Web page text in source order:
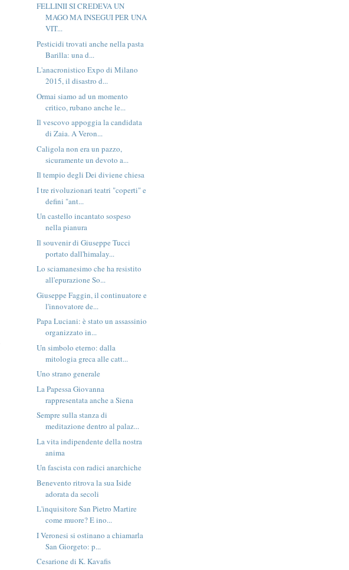
FELLINII SI CREDEVA UN
MAGO MA INSEGUI PER UNA
VIT...
Pesticidi trovati anche nella pasta
Barilla: una d...
L'anacronistico Expo di Milano
2015, il disastro d...
Ormai siamo ad un momento
critico, rubano anche le...
Il vescovo appoggia la candidata
di Zaia. A Veron...
Caligola non era un pazzo,
sicuramente un devoto a...
Il tempio degli Dei diviene chiesa
I tre rivoluzionari teatri "coperti" e
defini "ant...
Un castello incantato sospeso
nella pianura
Il souvenir di Giuseppe Tucci
portato dall'himalay...
Lo sciamanesimo che ha resistito
all'epurazione So...
Giuseppe Faggin, il continuatore e
l'innovatore de...
Papa Luciani: è stato un assassinio
organizzato in...
Un simbolo eterno: dalla
mitologia greca alle catt...
Uno strano generale
La Papessa Giovanna
rappresentata anche a Siena
Sempre sulla stanza di
meditazione dentro al palaz...
La vita indipendente della nostra
anima
Un fascista con radici anarchiche
Benevento ritrova la sua Iside
adorata da secoli
L'inquisitore San Pietro Martire
come muore? E ino...
I Veronesi si ostinano a chiamarla
San Giorgeto: p...
Cesarione di K. Kavafis